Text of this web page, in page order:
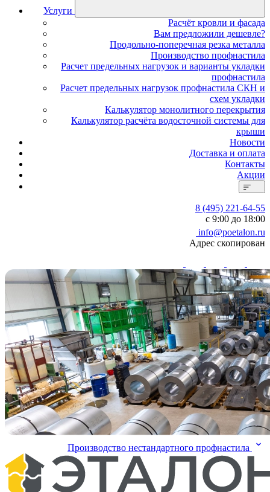
Услуги
Расчёт кровли и фасада
Вам предложили дешевле?
Продольно-поперечная резка металла
Производство профнастила
Расчет предельных нагрузок и варианты укладки
профнастила
Расчет предельных нагрузок профнастила СКН и
схем укладки
Калькулятор монолитного перекрытия
Калькулятор расчёта водосточной системы для
крыши
Новости
Доставка и оплата
Контакты
Акции
8 (495) 221-64-55
с 9:00 до 18:00
info@poetalon.ru
Адрес скопирован
Производство нестандартного профнастила